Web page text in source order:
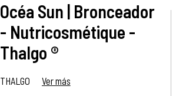
Océa Sun | Bronceador
- Nutricosmétique -
Thalgo ®
THALGO Ver más